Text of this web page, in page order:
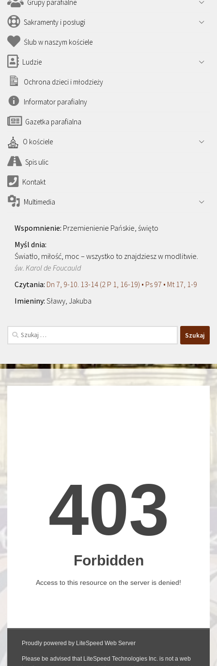
Grupy parafialne
Sakramenty i posługi
Ślub w naszym kościele
Ludzie
Ochrona dzieci i młodzieży
Informator parafialny
Gazetka parafialna
O kościele
Spis ulic
Kontakt
Multimedia
Przemienienie Pańskie, święto
Światło, miłość, moc – wszystko to znajdziesz w modlitwie.
św. Karol de Foucauld
Dn 7, 9-10. 13-14 (2 P 1, 16-19) • Ps 97 • Mt 17, 1-9
Sławy, Jakuba
Szukaj: